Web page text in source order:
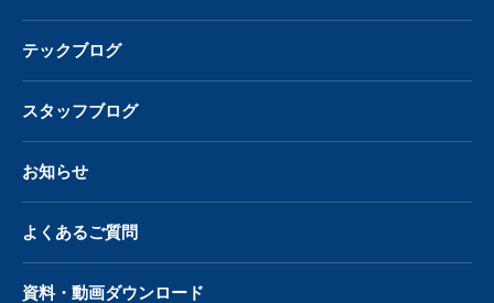
テックブログ
スタッフブログ
お知らせ
よくあるご質問
資料・動画ダウンロード